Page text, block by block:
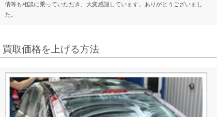
債等も相談に乗っていただき、大変感謝しています。ありがとうございまし
た。
買取価格を上げる方法